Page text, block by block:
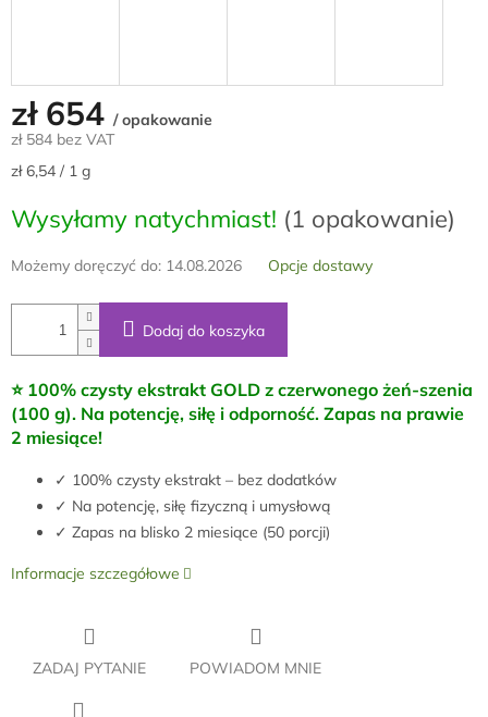
zł 654 / opakowanie
zł 584 bez VAT
Cena
zł 6,54 / 1 g
Wysyłamy natychmiast! (1 opakowanie)
Możemy doręczyć do: 14.08.2026 Opcje dostawy
Dodaj do koszyka
⭐ 100% czysty ekstrakt GOLD z czerwonego żeń-szenia
(100 g). Na potencję, siłę i odporność. Zapas na prawie
2 miesiące!
✓ 100% czysty ekstrakt – bez dodatków
✓ Na potencję, siłę fizyczną i umysłową
✓ Zapas na blisko 2 miesiące (50 porcji)
Informacje szczegółowe
ZADAJ PYTANIE POWIADOM MNIE